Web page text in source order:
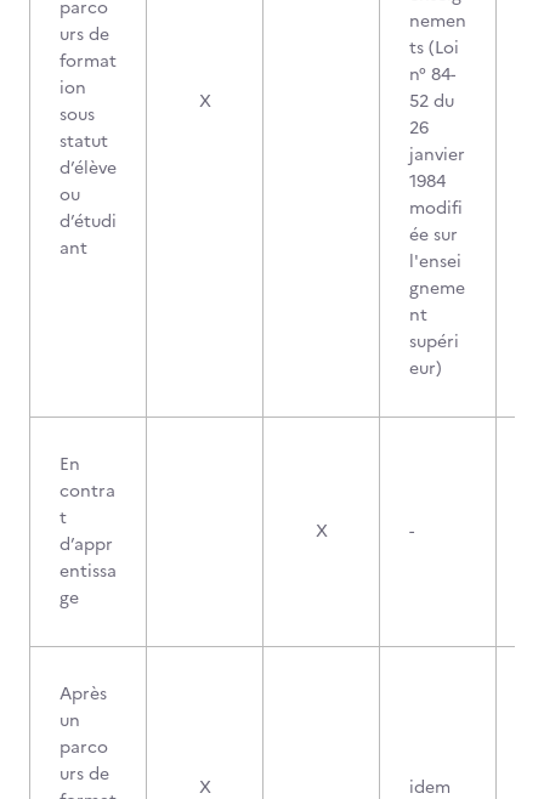
parco
urs de
format
ion
sous
statut
d’élève
ou
d’étudi
ant
X
nemen
ts (Loi
n° 84-
52 du
26
janvier
1984
modifi
ée sur
l'ensei
gneme
nt
supéri
eur)
En
contra
t
d’appr
entissa
ge
X -
Après
un
parco
urs de
X idem